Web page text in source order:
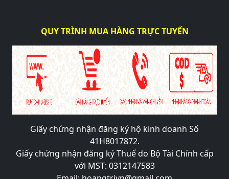
QUY TRÌNH MUA HÀNG TRỰC TUYẾN
Giấy chứng nhận đăng ký hộ kinh doanh Số
41H8017872.
Giấy chứng nhận đăng ký Thuế do Bộ Tài Chính cấp
với MST: 0312147583